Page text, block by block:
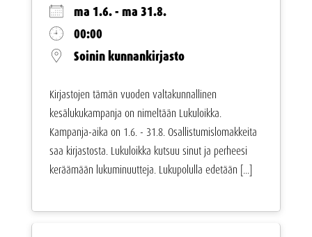
ma 1.6. - ma 31.8.
00:00
Soinin kunnankirjasto
Kirjastojen tämän vuoden valtakunnallinen
kesälukukampanja on nimeltään Lukuloikka.
Kampanja-aika on 1.6. - 31.8. Osallistumislomakkeita
saa kirjastosta. Lukuloikka kutsuu sinut ja perheesi
keräämään lukuminuutteja. Lukupolulla edetään [...]